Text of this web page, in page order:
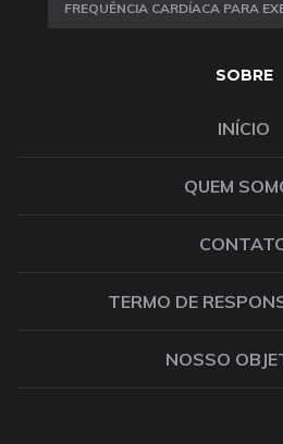
FREQUÊNCIA CARDÍACA PARA
SOBRE
INÍCIO
QUEM
TERMO DE
NOSSO